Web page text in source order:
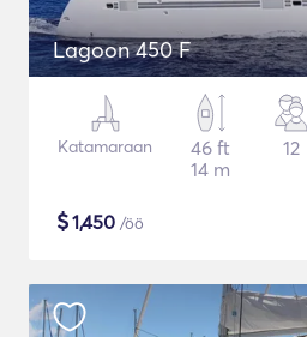
Lagoon 450 F
Katamaraan
46 ft
14 m
12
$1,450 /öö